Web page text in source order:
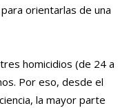
orientarlas de una
homicidios (de 24 a
Por eso, desde el
la mayor parte